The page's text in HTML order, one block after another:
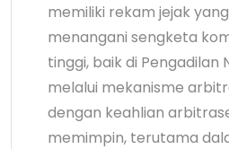
memiliki rekam jejak
menangani sengketa
tinggi, baik di Pengadilan
melalui mekanisme
dengan keahlian
memimpin, terutama